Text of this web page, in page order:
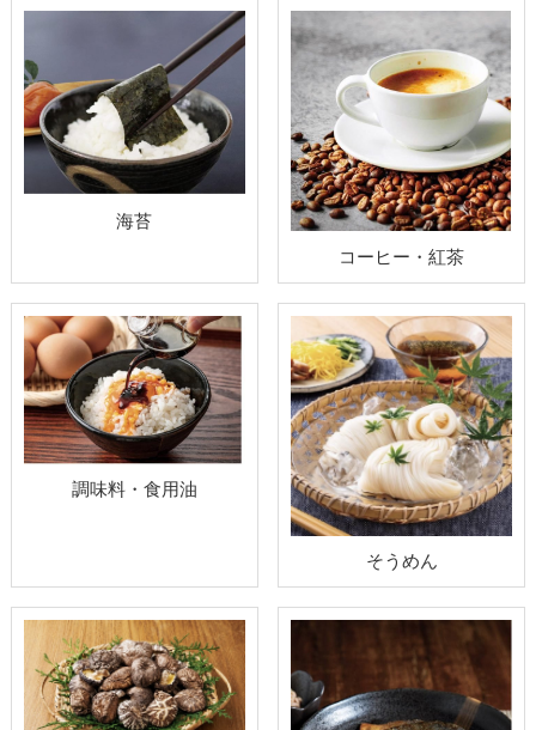
海苔
コーヒー・紅茶
調味料・食用油
そうめん